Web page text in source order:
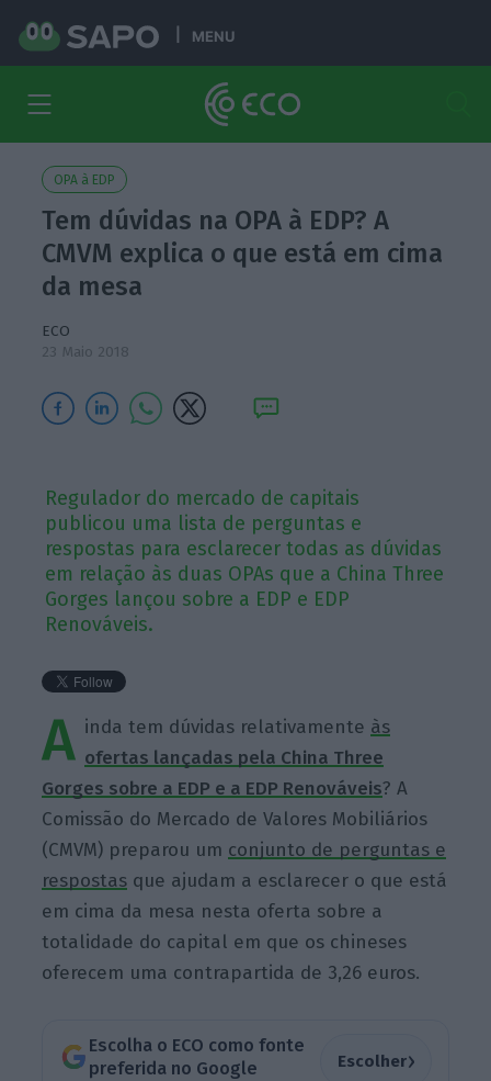
MENU
OPA à EDP
Tem dúvidas na OPA à EDP? A
CMVM explica o que está em cima
da mesa
ECO
23 Maio 2018
Regulador do mercado de capitais
publicou uma lista de perguntas e
respostas para esclarecer todas as dúvidas
em relação às duas OPAs que a China Three
Gorges lançou sobre a EDP e EDP
Renováveis.
A inda tem dúvidas relativamente às
ofertas lançadas pela China Three
Gorges sobre a EDP e a EDP Renováveis? A
Comissão do Mercado de Valores Mobiliários
(CMVM) preparou um conjunto de perguntas e
respostas que ajudam a esclarecer o que está
em cima da mesa nesta oferta sobre a
totalidade do capital em que os chineses
oferecem uma contrapartida de 3,26 euros.
Escolha o ECO como fonte
preferida no Google
Escolher›